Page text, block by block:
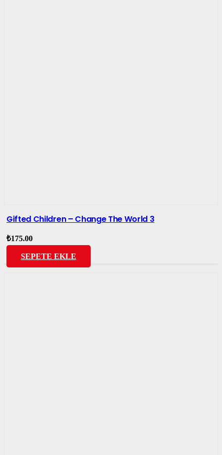
Gifted Children – Change The World 3
₺175.00
SEPETE EKLE